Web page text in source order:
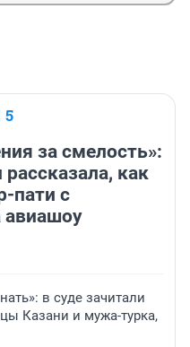
за смелость»:
как
пати с
авиашоу
в суде зачитали
Казани и мужа-турка,